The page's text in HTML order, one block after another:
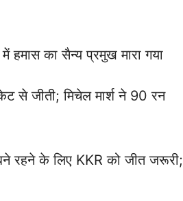
हमास का सैन्य प्रमुख मारा गया
से जीती; मिचेल मार्श ने 90 रन
रहने के लिए KKR को जीत जरूरी;